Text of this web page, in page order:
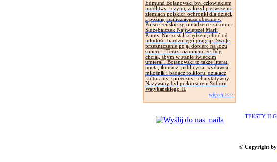
Edmund Bojanowski był człowiekiem
modlitwy i czynu, założył pierwsze na
ziemiach polskich ochronki dla dzieci,
a później najliczniejsze obecnie w
Polsce żeńskie zgromadzenie zakonnic
Służebniczek Najświętszej Marii
Panny. Nie został księdzem, choć od
młodości bardzo tego pragnął. Swoje
przeznaczenie pojął dopiero na łożu
smierci: "Teraz rozumiem, że Bóg
chciał, abym w stanie świeckim
umierał". Bojanowski to także literat,
poeta, tłumacz, publicysta, wydawca,
miłośnik i badacz folkloru, działacz
kulturalny, społeczny i charytatywny.
Nazywany był prekursorem Soboru
Watykańskiego II.
więcej >>>
TEKSTY ILG
© Copyright by